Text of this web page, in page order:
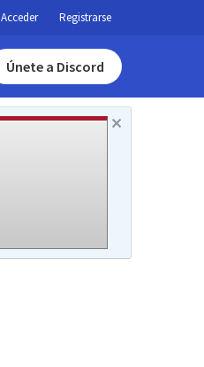
Acceder Registrarse
Únete a Discord